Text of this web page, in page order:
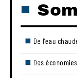
De l’eau
Des